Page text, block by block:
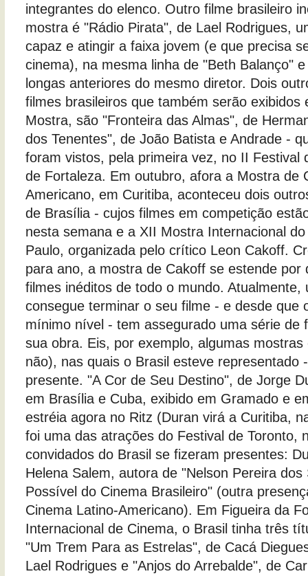
integrantes do elenco. Outro filme brasileiro
mostra é "Rádio Pirata", de Lael Rodrigues,
capaz e atingir a faixa jovem (e que precisa
cinema), na mesma linha de "Beth Balanço"
longas anteriores do mesmo diretor. Dois
filmes brasileiros que também serão exibidos
Mostra, são "Fronteira das Almas", de
dos Tenentes", de João Batista e Andrade -
foram vistos, pela primeira vez, no II Festival
de Fortaleza. Em outubro, afora a Mostra de
Americano, em Curitiba, aconteceu dois
de Brasília - cujos filmes em competição
nesta semana e a XII Mostra Internacional
Paulo, organizada pelo crítico Leon Cakoff.
para ano, a mostra de Cakoff se estende por
filmes inéditos de todo o mundo. Atualmente,
consegue terminar o seu filme - e desde que
mínimo nível - tem assegurado uma série de
sua obra. Eis, por exemplo, algumas
não), nas quais o Brasil esteve representado
presente. "A Cor de Seu Destino", de Jorge
em Brasília e Cuba, exibido em Gramado e
estréia agora no Ritz (Duran virá a Curitiba,
foi uma das atrações do Festival de Toronto,
convidados do Brasil se fizeram presentes:
Helena Salem, autora de "Nelson Pereira
Possível do Cinema Brasileiro" (outra
Cinema Latino-Americano). Em Figueira da
Internacional de Cinema, o Brasil tinha três
"Um Trem Para as Estrelas", de Cacá
Lael Rodrigues e "Anjos do Arrebalde", de